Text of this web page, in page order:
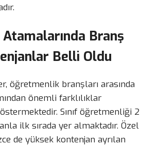
Branş
Belli Oldu
öğretmenlik branşları arasında
önemli farklılıklar
Sınıf öğretmenliği 2
ilk sırada yer almaktadır. Özel
de yüksek kontenjan ayrılan